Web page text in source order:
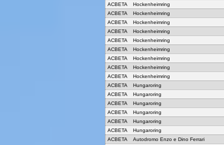
ACBETA
Hockenheimring
ACBETA
Hockenheimring
ACBETA
Hockenheimring
ACBETA
Hockenheimring
ACBETA
Hockenheimring
ACBETA
Hockenheimring
ACBETA
Hockenheimring
ACBETA
Hockenheimring
ACBETA
Hockenheimring
ACBETA
Hungaroring
ACBETA
Hungaroring
ACBETA
Hungaroring
ACBETA
Hungaroring
ACBETA
Hungaroring
ACBETA
Hungaroring
ACBETA
Autodromo Enzo e Dino Ferrari